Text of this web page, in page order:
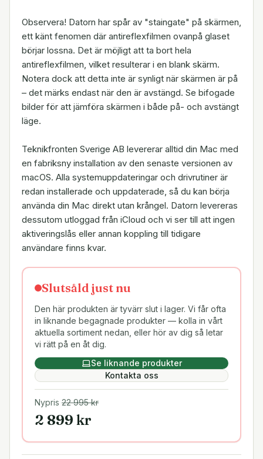
Observera! Datorn har spår av "staingate" på skärmen,
ett känt fenomen där antireflexfilmen ovanpå glaset
börjar lossna. Det är möjligt att ta bort hela
antireflexfilmen, vilket resulterar i en blank skärm.
Notera dock att detta inte är synligt när skärmen är på
– det märks endast när den är avstängd. Se bifogade
bilder för att jämföra skärmen i både på- och avstängt
läge.
Teknikfronten Sverige AB levererar alltid din Mac med
en fabriksny installation av den senaste versionen av
macOS. Alla systemuppdateringar och drivrutiner är
redan installerade och uppdaterade, så du kan börja
använda din Mac direkt utan krångel. Datorn levereras
dessutom utloggad från iCloud och vi ser till att ingen
aktiveringslås eller annan koppling till tidigare
användare finns kvar.
Slutsåld just nu
Den här produkten är tyvärr slut i lager. Vi får ofta
in liknande begagnade produkter — kolla in vårt
aktuella sortiment nedan, eller hör av dig så letar
vi rätt på en åt dig.
Se liknande produkter
Kontakta oss
Nypris 22 995kr
2 899 kr